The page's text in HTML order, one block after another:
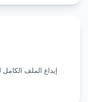
إيداع الملف